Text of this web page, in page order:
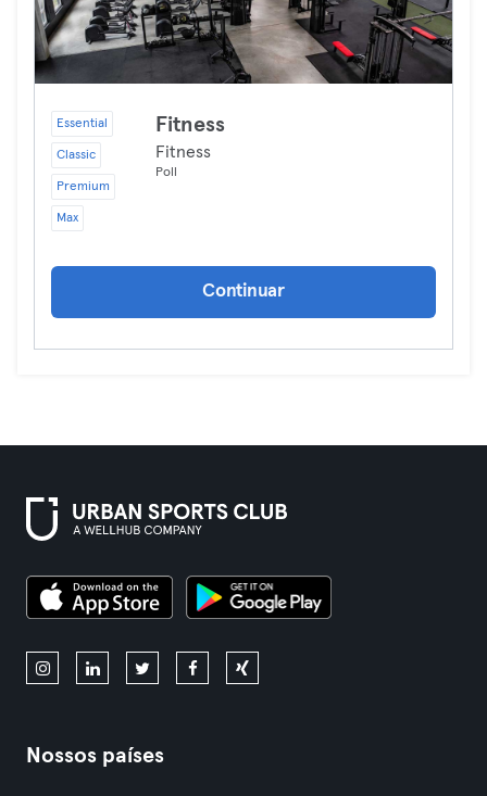
Essential
Classic
Premium
Max
Fitness
Fitness
Poll
Continuar
Nossos países